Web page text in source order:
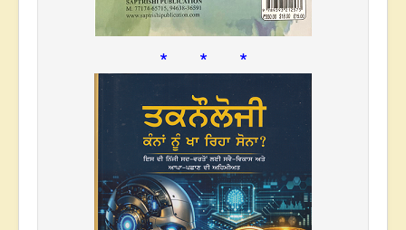
* * *